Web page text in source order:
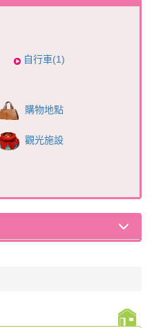
自行車(1)
購物地點
觀光施設